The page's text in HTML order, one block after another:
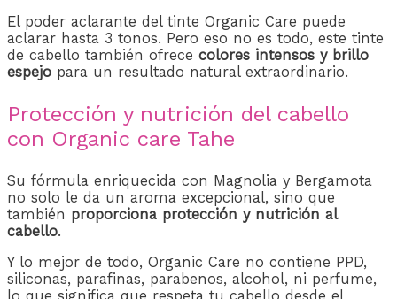
El poder aclarante del tinte Organic Care puede
aclarar hasta 3 tonos. Pero eso no es todo, este tinte
de cabello también ofrece colores intensos y brillo
espejo para un resultado natural extraordinario.
Protección y nutrición del cabello
con Organic care Tahe
Su fórmula enriquecida con Magnolia y Bergamota
no solo le da un aroma excepcional, sino que
también proporciona protección y nutrición al
cabello.
Y lo mejor de todo, Organic Care no contiene PPD,
siliconas, parafinas, parabenos, alcohol, ni perfume,